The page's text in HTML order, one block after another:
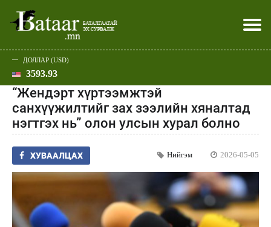
Эхлэл
Улс төр
Нийгэм
Эдийн засаг
Дэлхий
Спорт
Шар
Батаар юу хэлэв
Хэвлэл мэдээллээр
ДОЛЛАР (USD)
3593.93
“Жендэрт хүртээмжтэй
санхүүжилтийг зах зээлийн хяналтад
нэгтгэх нь” олон улсын хурал болно
ХУВААЛЦАХ Нийгэм 2026-05-05